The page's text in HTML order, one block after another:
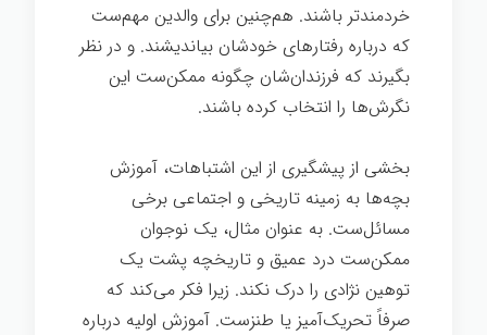
خردمندتر باشند. هم‌چنین برای والدین مهم‌ست
که درباره رفتارهای خودشان بیاندیشند. و در نظر
بگیرند که فرزندان‌شان چگونه ممکن‌ست این
نگرش‌ها را انتخاب کرده باشند.
بخشی از پیشگیری از این اشتباهات، آموزش
بچه‌ها به زمینه تاریخی و اجتماعی برخی
مسائل‌ست. به عنوان مثال، یک نوجوان
ممکن‌ست درد عمیق و تاریخچه پشت یک
توهین نژادی را درک نکند. زیرا فکر می‌کند که
صرفاً تحریک‌آمیز یا طنزست. آموزش اولیه درباره